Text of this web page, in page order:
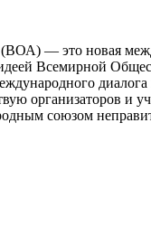
(ВОА) — это новая
Всемирной
организаторов и
союзом